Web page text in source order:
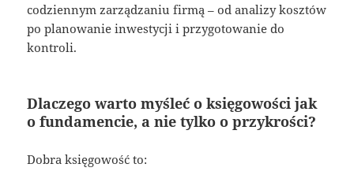
codziennym zarządzaniu firmą – od analizy kosztów
po planowanie inwestycji i przygotowanie do
kontroli.
Dlaczego warto myśleć o księgowości jak
o fundamencie, a nie tylko o przykrości?
Dobra księgowość to: